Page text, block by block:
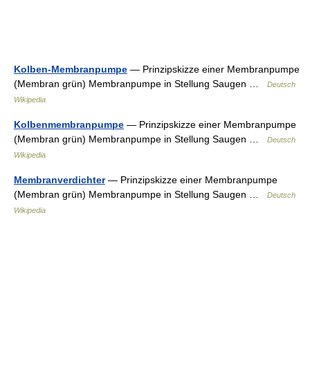
Kolben-Membranpumpe — Prinzipskizze einer Membranpumpe
(Membran grün) Membranpumpe in Stellung Saugen …
Deutsch
Wikipedia
Kolbenmembranpumpe — Prinzipskizze einer Membranpumpe
(Membran grün) Membranpumpe in Stellung Saugen …
Deutsch
Wikipedia
Membranverdichter— Prinzipskizze einer Membranpumpe
(Membran grün) Membranpumpe in Stellung Saugen …
Deutsch
Wikipedia